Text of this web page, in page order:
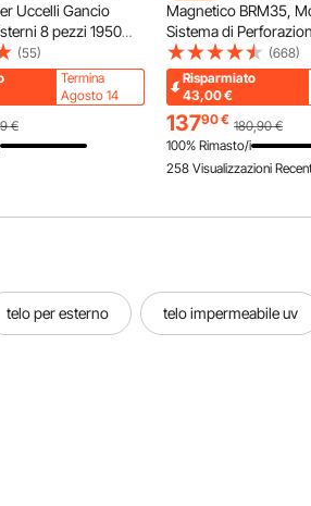
Uccelli Gancio
8 pezzi 1950
per Uccelli da
per Appendere
Lanterne,
(55)
Termina
Agosto 14
€
Magnetico BRM35, Motore del
Sistema di
ad Alta Potenza 980
Hz, con comoda
per Strutture in
Costruzioni Navali
(668)
Risparmiato
43,00€
13790€ 180,90 €
100% Rimasto/i
258 Visualizzazioni
telo per esterno telo impermeabile uv